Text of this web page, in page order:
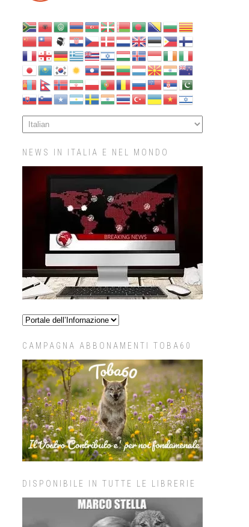
NEWS IN ITALIA E NEL MONDO
CAMPAGNA ABBONAMENTI TOBA60
DISPONIBILE IN TUTTE LE LIBRERIE